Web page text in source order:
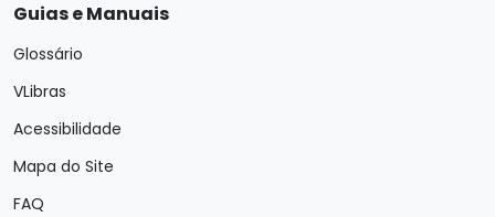
Guias e Manuais
Glossário
VLibras
Acessibilidade
Mapa do Site
FAQ